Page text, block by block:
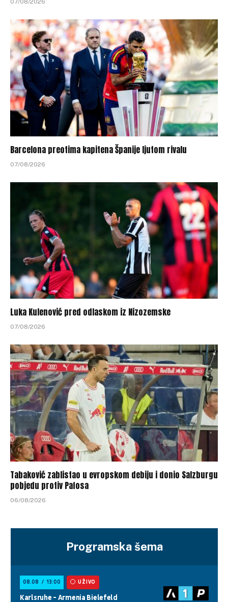
07/08/2026
Barcelona preotima kapitena Španije ljutom rivalu
07/08/2026
Luka Kulenović pred odlaskom iz Nizozemske
07/08/2026
Tabaković zablistao u evropskom debiju i donio Salzburgu
pobjedu protiv Pafosa
06/08/2026
Programska šema